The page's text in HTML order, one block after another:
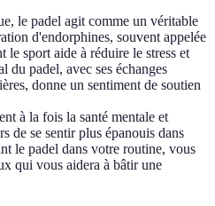
le padel agit comme un véritable
d'endorphines, souvent appelée
sport aide à réduire le stress et
du padel, avec ses échanges
donne un sentiment de soutien
à la fois la santé mentale et
de se sentir plus épanouis dans
le padel dans votre routine, vous
qui vous aidera à bâtir une